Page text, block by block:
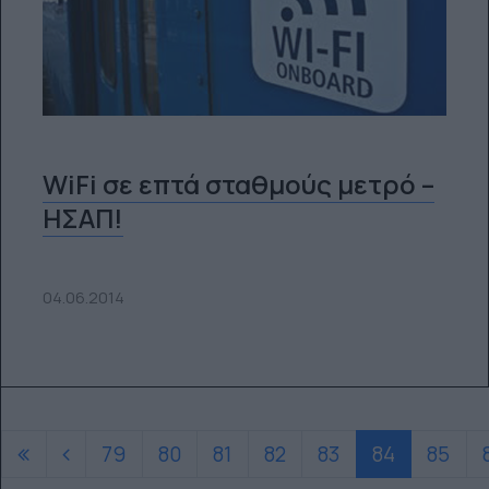
WiFi σε επτά σταθμούς μετρό –
ΗΣΑΠ!
04.06.2014
79
80 81 82 83 84 85